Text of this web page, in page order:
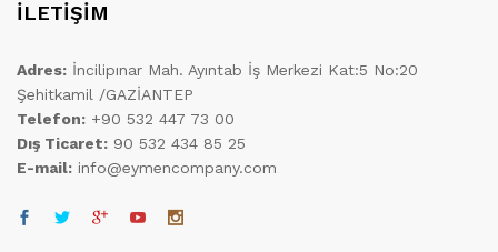
İLETİŞİM
Adres: İncilipınar Mah. Ayıntab İş Merkezi Kat:5 No:20
Şehitkamil /GAZİANTEP
Telefon: +90 532 447 73 00
Dış Ticaret: 90 532 434 85 25
E-mail: info@eymencompany.com